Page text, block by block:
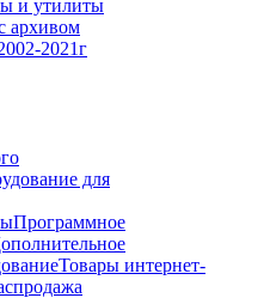
и утилиты
архивом
2021г
для
Программное
Товары интернет-